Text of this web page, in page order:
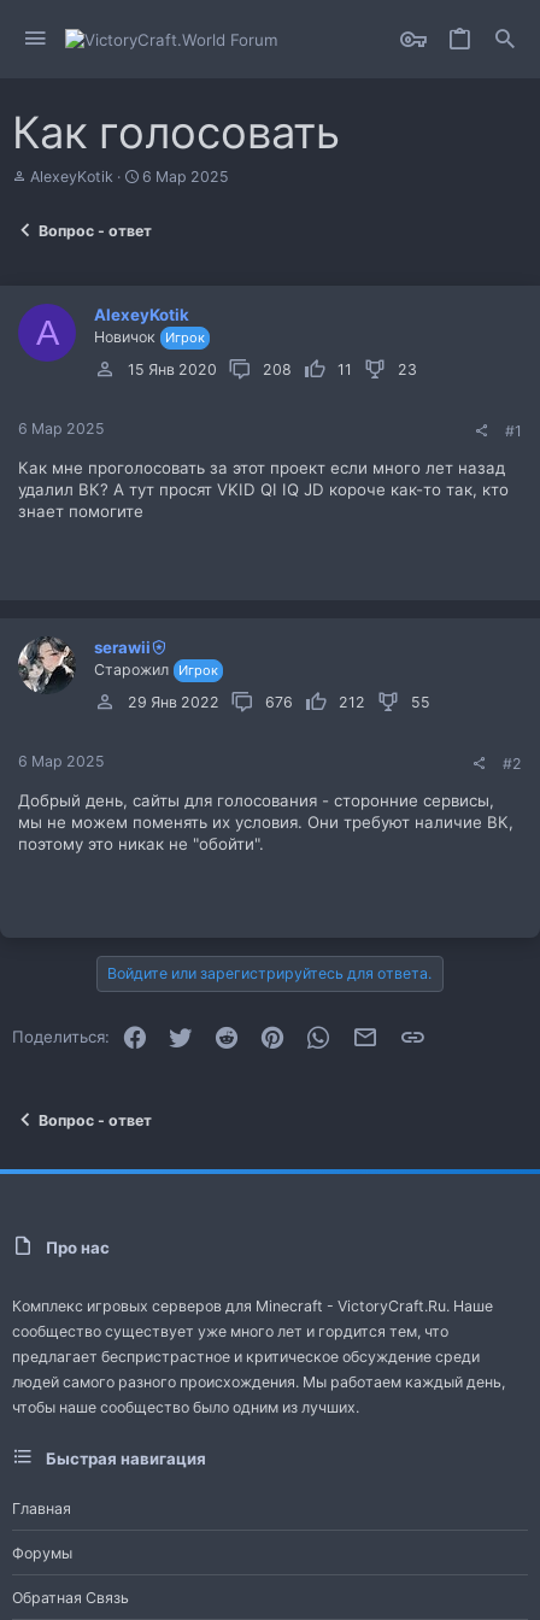
Как голосовать
А
ы
AlexeyKotik
Д
а
а
л
а
6 Мар 2025
Вопрос - ответ
A AlexeyKotik
Новичок Игрок
15 Янв 2020 208 11 23
6 Мар 2025 #1
Как мне проголосовать за этот проект если много лет назад
удалил ВК? А тут просят VKID QI IQ JD короче как-то так, кто
знает помогите
serawii
Старожил Игрок
29 Янв 2022 676 212 55
6 Мар 2025 #2
Добрый день, сайты для голосования - сторонние сервисы,
мы не можем поменять их условия. Они требуют наличие ВК,
поэтому это никак не "обойти".
Войдите или зарегистрируйтесь для ответа.
Поделиться: FacebookTwitter Reddit PinterestWhatsAppЭлектронная почта
Вопрос - ответ
Про нас
Комплекс игровых серверов для Minecraft - VictoryCraft.Ru. Наше
сообщество существует уже много лет и гордится тем, что
предлагает беспристрастное и критическое обсуждение среди
людей самого разного происхождения. Мы работаем каждый день,
чтобы наше сообщество было одним из лучших.
Быстрая навигация
Главная
Форумы
Обратная Связь